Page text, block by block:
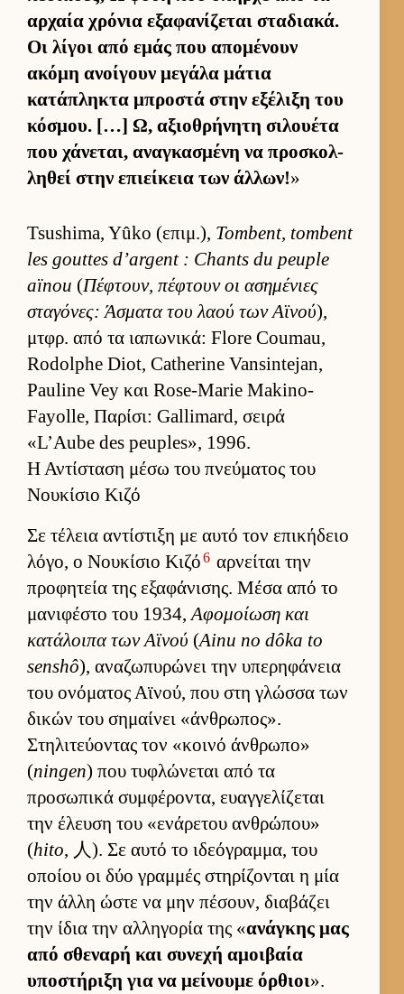
αρ­χαία χρόνια εξαφανίζεται σταδια­κά.
Οι λίγοι από εμάς που απομένουν
ακόμη ανοί­γουν μεγάλα μάτια
κατάπληκτα μπροστά στην εξέλιξη του
κόσμου. […] Ω, αξιο­θρήνητη σιλου­έτα
που χάνεται, αναγκασμένη να προσκολ­
ληθεί στην επιεί­κεια των άλ­λων!»
Tsushima, Yûko (επιμ.), Tombent, tombent
les gouttes d’argent : Chants du peuple
aïnou (Πέφτουν, πέφτουν οι ασημένιες
σταγόνες: Άσματα του λαού των Αϊνού),
μτ­φρ. από τα ια­πωνικά: Flore Coumau,
Rodolphe Diot, Catherine Vansintejan,
Pauline Vey και Rose-Marie Makino-
Fayolle, Παρίσι: Gallimard, σειρά
«L’Aube des peuples», 1996.
Η Αντίσταση μέσω του πνεύματος του
Νουκίσιο Κιζό
Σε τέλεια αντίστιξη με αυτό τον επικήδειο
λόγο, ο Νου­κίσιο Κιζό6 αρ­νεί­ται την
προφητεία της εξαφάνισης. Μέσα από το
μανιφέστο του 1934,Αφομοί­ωση και
κατάλοιπα των Αϊνού (Ainu no dôka to
senshô), αναζωπυρώνει την υπερηφάνεια
του ονόματος Αϊνού, που στη γλώσσα των
δικών του σημαί­νει «άν­θρωπος».
Στηλιτεύ­οντας τον «κοινό άν­θρωπο»
(ningen) που τυφλώνεται από τα
προσωπικά συμ­φέροντα, ευαγ­γελίζεται
την έλευση του «ενάρετου αν­θρώπου»
(hito, 人). Σε αυτό το ιδεόγραμ­μα, του
οποίου οι δύο γραμ­μές στηρίζονται η μία
την άλλη ώστε να μην πέσουν, δια­βάζει
την ίδια την αλ­ληγορία της «ανάγκης μας
από σθεναρή και συνεχή αμοι­βαία
υποστήριξη για να μεί­νουμε όρ­θιοι».